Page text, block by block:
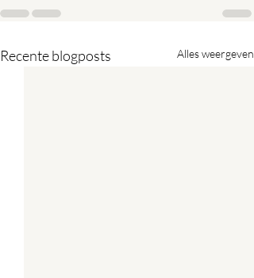
Recente blogposts Alles weergeven